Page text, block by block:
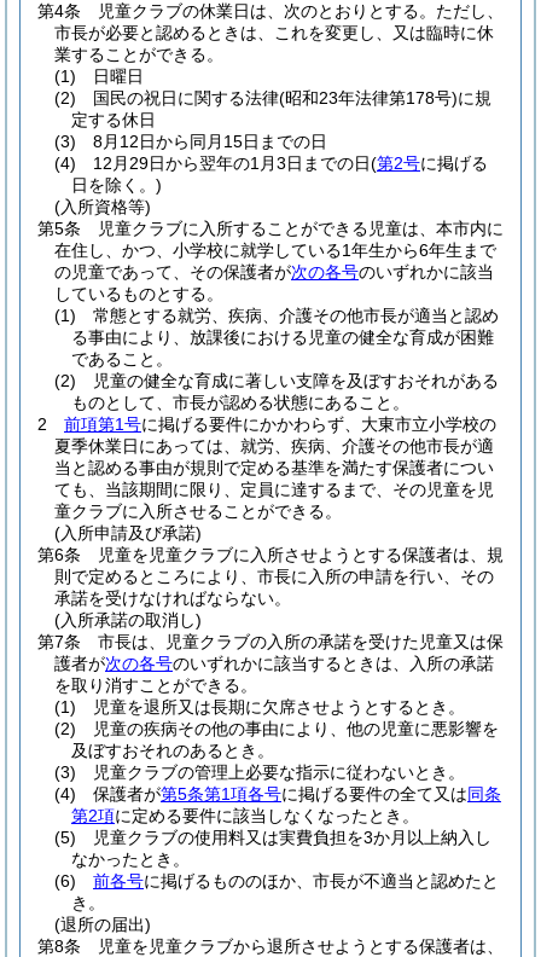
第4条
児童クラブの休業日は、次のとおりとする。 ただし、
市長が必要と認めるときは、これを変更し、又は臨時に休
業することができる。
(1)
日曜日
(2)
国民の祝日に関する法律(昭和23年法律第178号)に規
定する休日
(3)
8月12日から同月15日までの日
(4)
12月29日から翌年の1月3日までの日(第2号に掲げる
日を除く。)
(入所資格等)
第5条
児童クラブに入所することができる児童は、本市内に
在住し、かつ、小学校に就学している1年生から6年生まで
の児童であって、その保護者が次の各号のいずれかに該当
しているものとする。
(1)
常態とする就労、疾病、介護その他市長が適当と認め
る事由により、放課後における児童の健全な育成が困難
であること。
(2)
児童の健全な育成に著しい支障を及ぼすおそれがある
ものとして、市長が認める状態にあること。
2
前項第1号に掲げる要件にかかわらず、大東市立小学校の
夏季休業日にあっては、就労、疾病、介護その他市長が適
当と認める事由が規則で定める基準を満たす保護者につい
ても、当該期間に限り、定員に達するまで、その児童を児
童クラブに入所させることができる。
(入所申請及び承諾)
第6条
児童を児童クラブに入所させようとする保護者は、規
則で定めるところにより、市長に入所の申請を行い、その
承諾を受けなければならない。
(入所承諾の取消し)
第7条
市長は、児童クラブの入所の承諾を受けた児童又は保
護者が次の各号のいずれかに該当するときは、入所の承諾
を取り消すことができる。
(1)
児童を退所又は長期に欠席させようとするとき。
(2)
児童の疾病その他の事由により、他の児童に悪影響を
及ぼすおそれのあるとき。
(3)
児童クラブの管理上必要な指示に従わないとき。
(4)
保護者が第5条第1項各号に掲げる要件の全て又は同条
第2項に定める要件に該当しなくなったとき。
(5)
児童クラブの使用料又は実費負担を3か月以上納入し
なかったとき。
(6)
前各号に掲げるもののほか、市長が不適当と認めたと
き。
(退所の届出)
第8条
児童を児童クラブから退所させようとする保護者は、